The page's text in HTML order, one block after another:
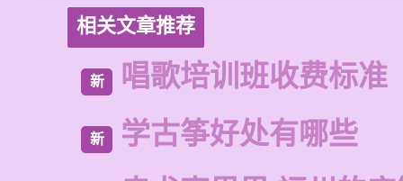
相关文章推荐
新 唱歌培训班收费标准
新
学古筝好处有哪些